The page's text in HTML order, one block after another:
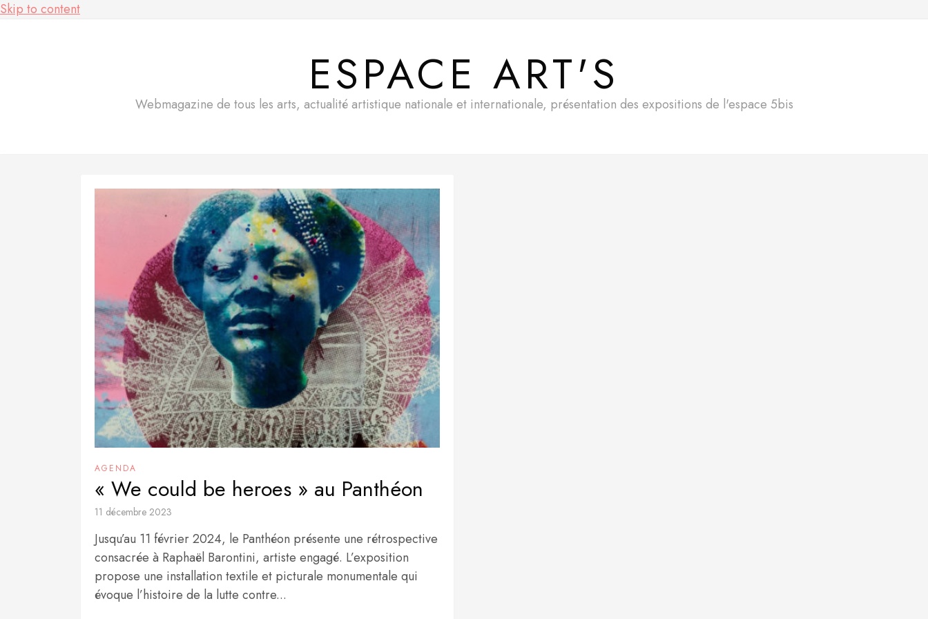
Skip to content
ESPACE ART'S
Webmagazine de tous les arts, actualité artistique nationale et internationale, présentation des expositions de l'espace 5bis
AGENDA
« We could be heroes » au Panthéon
11 décembre 2023
Jusqu’au 11 février 2024, le Panthéon présente une rétrospective
consacrée à Raphaël Barontini, artiste engagé. L’exposition
propose une installation textile et picturale monumentale qui
évoque l’histoire de la lutte contre...